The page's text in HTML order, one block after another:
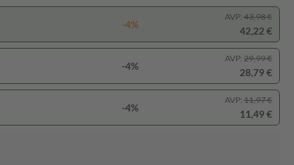
-4%
AVP: 43,98 €
42,22 €
-4%
AVP: 29,99 €
28,79 €
-4%
AVP: 11,97 €
11,49 €